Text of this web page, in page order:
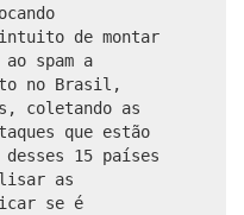
intuito de montar
ao spam a
no Brasil,
coletando as
que estão
15 países
as
se é